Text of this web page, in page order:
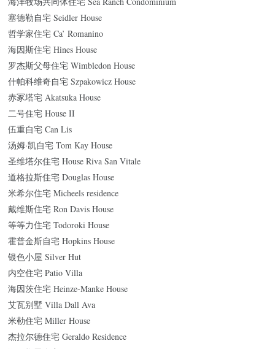
塞德勒自宅 Seidler House
哲学家住宅 Ca’ Romanino
海因斯住宅 Hines House
罗杰斯父母住宅 Wimbledon House
什帕科维奇自宅 Szpakowicz House
赤冢塔宅 Akatsuka House
二号住宅 House II
伍重自宅 Can Lis
汤姆·凯自宅 Tom Kay House
圣维塔尔住宅 House Riva San Vitale
道格拉斯住宅 Douglas House
米希尔住宅 Micheels residence
戴维斯住宅 Ron Davis House
等等力住宅 Todoroki House
霍普金斯自宅 Hopkins House
银色小屋 Silver Hut
内空住宅 Patio Villa
海因茨住宅 Heinze-Manke House
艾瓦别墅 Villa Dall Ava
米勒住宅 Miller House
杰拉尔德住宅 Geraldo Residence